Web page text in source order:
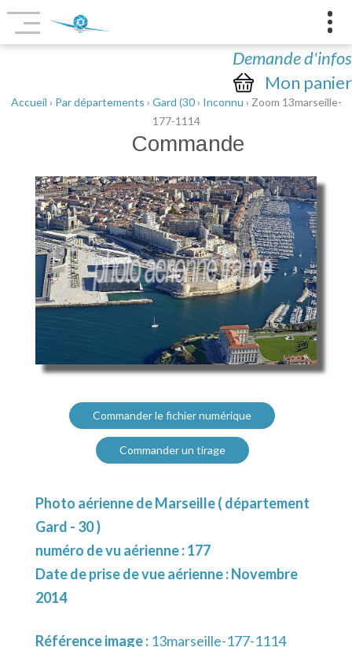
Demande d'infos
Mon panier
Accueil › Par départements › Gard (30› Inconnu › Zoom 13marseille-
177-1114
Commande
Commander le fichier numérique
Commander un tirage
Photo aérienne de Marseille ( département
Gard - 30 )
numéro de vu aérienne : 177
Date de prise de vue aérienne : Novembre
2014
Référence image : 13marseille-177-1114